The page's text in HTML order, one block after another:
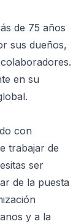
de 75 años
sus dueños,
en su
con
trabajar de
ser
de la puesta
y a la